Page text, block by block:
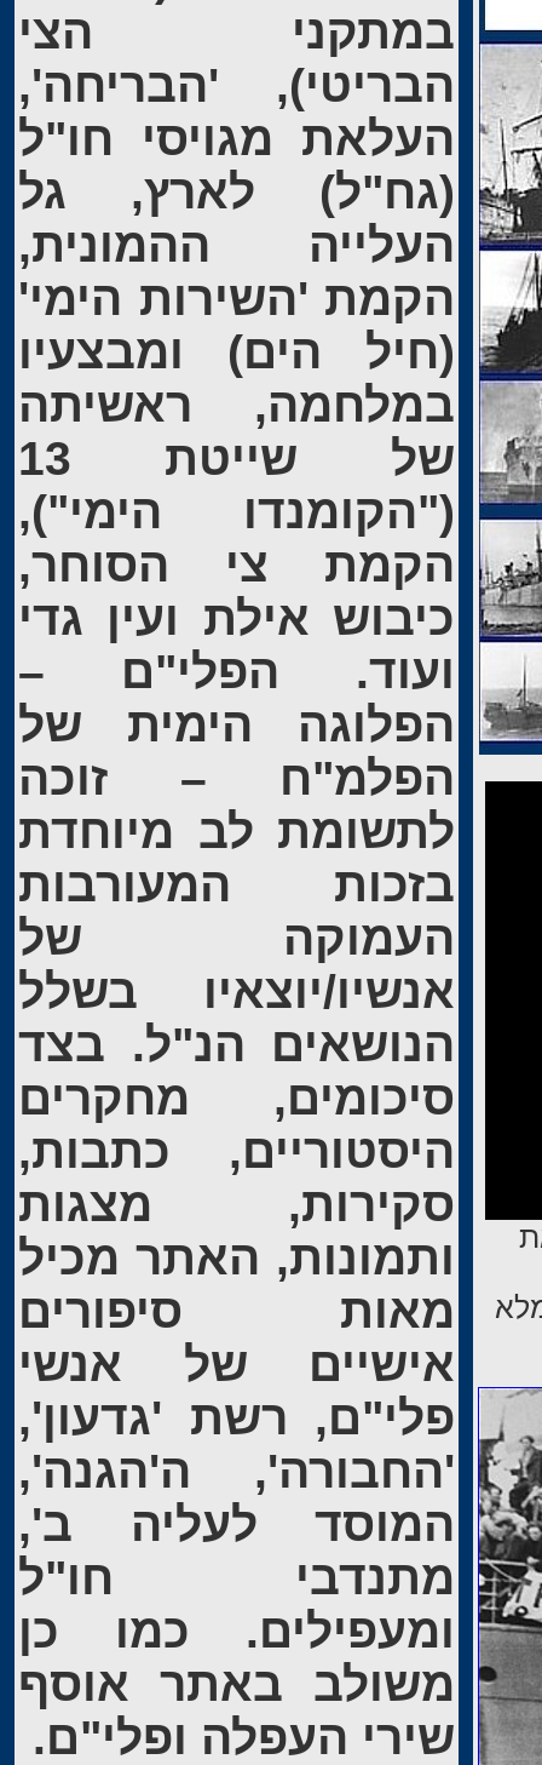
במתקני הצי
הבריטי), 'הבריחה',
העלאת מגויסי חו"ל
(גח"ל) לארץ, גל
העלייה ההמונית,
הקמת 'השירות הימי'
(חיל הים) ומבצעיו
במלחמה, ראשיתה
של שייטת 13
("הקומנדו הימי"),
הקמת צי הסוחר,
כיבוש אילת ועין גדי
ועוד. הפלי"ם –
הפלוגה הימית של
הפלמ"ח – זוכה
לתשומת לב מיוחדת
בזכות המעורבות
העמוקה של
אנשיו/יוצאיו בשלל
הנושאים הנ"ל. בצד
סיכומים, מחקרים
היסטוריים, כתבות,
סקירות, מצגות
ותמונות, האתר מכיל
מאות סיפורים
אישיים של אנשי
פלי"ם, רשת 'גדעון',
'החבורה', ה'הגנה',
המוסד לעליה ב',
מתנדבי חו"ל
ומעפילים. כמו כן
משולב באתר אוסף
שירי העפלה ופלי"ם.
במאי 48' אלמלא